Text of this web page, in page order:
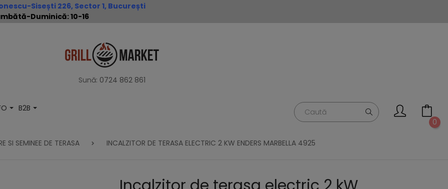
Sisești 226, Sector 1, București
Duminică: 10-16
Sună: 0724 862 861
B2B
0
SI SEMINEE DE TERASA INCALZITOR DE TERASA ELECTRIC 2 KW ENDERS MARBELLA 4925